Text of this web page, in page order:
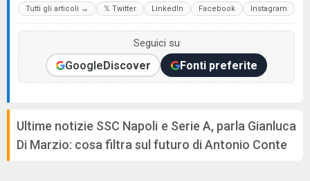
Tutti gli articoli → 𝕏 Twitter LinkedIn Facebook Instagram
Seguici su
GoogleDiscover Fonti preferite
Ultime notizie SSC Napoli e Serie A, parla Gianluca
Di Marzio: cosa filtra sul futuro di Antonio Conte